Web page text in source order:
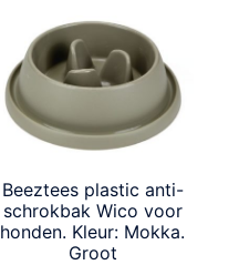
Beeztees plastic anti-
schrokbak Wico voor
honden. Kleur: Mokka.
Groot